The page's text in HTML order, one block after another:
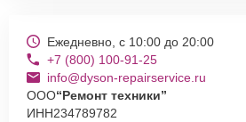
Ежедневно, с 10:00 до 20:00
+7 (800) 100-91-25
info@dyson-repairservice.ru
ООО“Ремонт техники”
ИНН234789782